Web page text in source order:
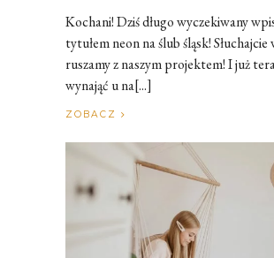
Kochani! Dziś długo wyczekiwany
tytułem neon na ślub śląsk! Słuchajcie
ruszamy z naszym projektem! I już
wynająć u na[...]
ZOBACZ